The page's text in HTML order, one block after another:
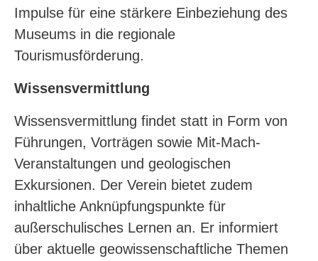
Impulse für eine stärkere Einbeziehung des
Museums in die regionale
Tourismusförderung.
Wissensvermittlung
Wissensvermittlung findet statt in Form von
Führungen, Vorträgen sowie Mit-Mach-
Veranstaltungen und geologischen
Exkursionen. Der Verein bietet zudem
inhaltliche Anknüpfungspunkte für
außerschulisches Lernen an. Er informiert
über aktuelle geowissenschaftliche Themen